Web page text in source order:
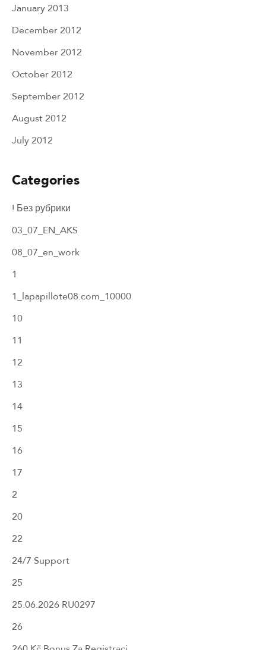
January 2013
December 2012
November 2012
October 2012
September 2012
August 2012
July 2012
Categories
! Без рубрики
03_07_EN_AKS
08_07_en_work
1
1_lapapillote08.com_10000
10
11
12
13
14
15
16
17
2
20
22
24/7 Support
25
25.06.2026 RU0297
26